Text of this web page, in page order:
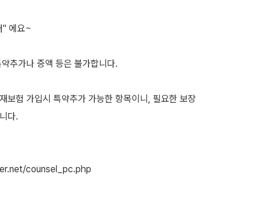
" 에요~
추가나 증액 등은 불가합니다.
보험 가입시 특약추가 가능한 항목이니, 필요한 보장
다.